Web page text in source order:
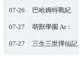
07-26
巴哈姆特戰紀
07-27
萌獸學園 Ar：
07-27 三生三世擇仙記